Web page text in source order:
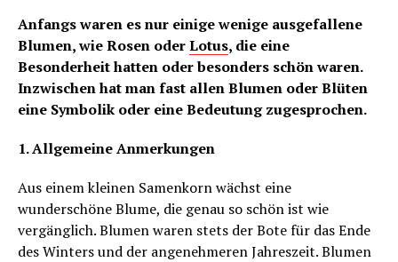
Anfangs waren es nur einige wenige ausgefallene
Blumen, wie Rosen oderLotus, die eine
Besonderheit hatten oder besonders schön waren.
Inzwischen hat man fast allen Blumen oder Blüten
eine Symbolik oder eine Bedeutung zugesprochen.
1. Allgemeine Anmerkungen
Aus einem kleinen Samenkorn wächst eine
wunderschöne Blume, die genau so schön ist wie
vergänglich. Blumen waren stets der Bote für das Ende
des Winters und der angenehmeren Jahreszeit. Blumen